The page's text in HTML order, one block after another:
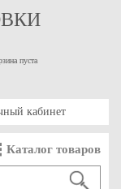
пуста
кабинет
Каталог товаров